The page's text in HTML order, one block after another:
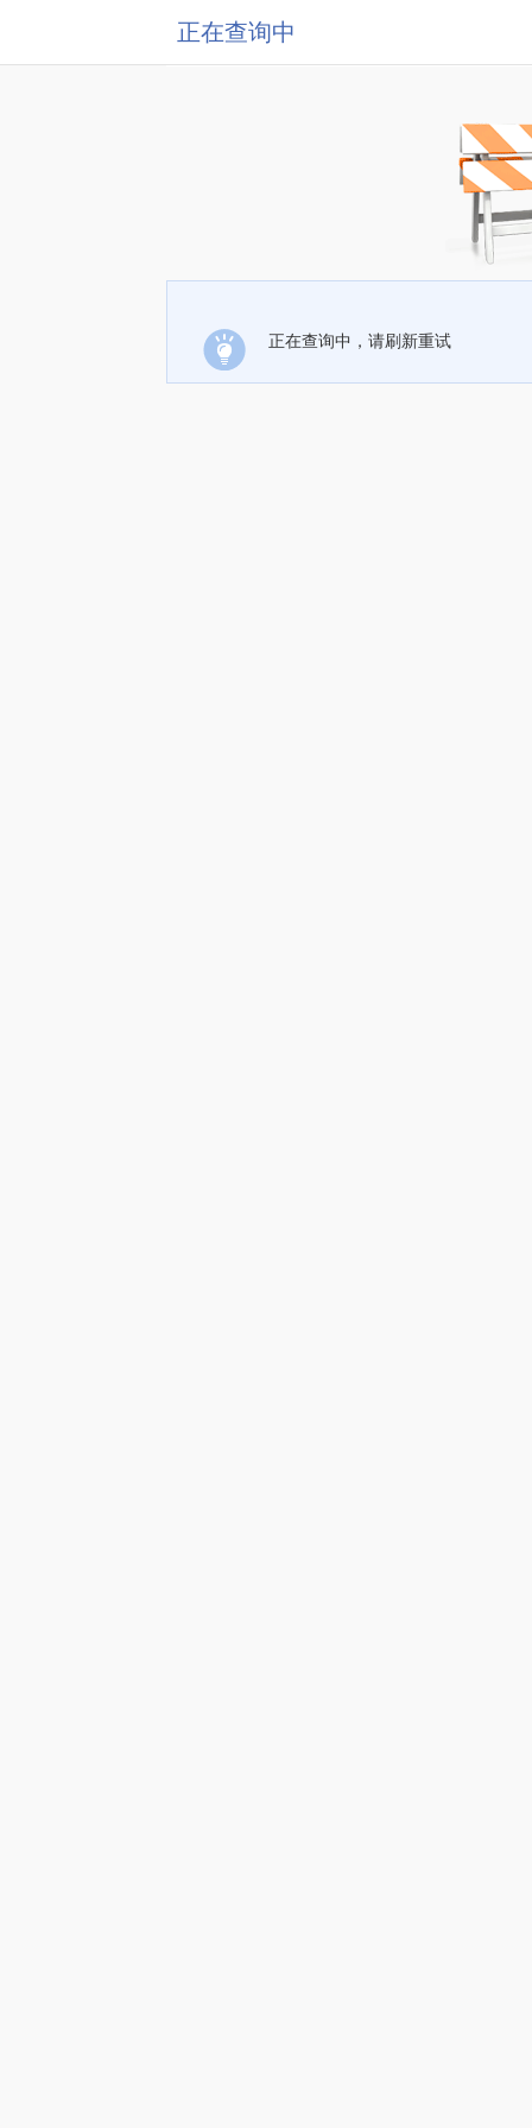
正在查询中
正在查询中，请刷新重试